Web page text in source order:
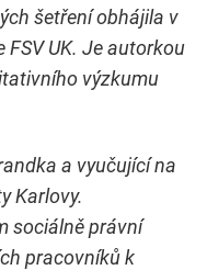
šetření obhájila v
UK. Je autorkou
výzkumu
a vyučující na
Karlovy.
sociálně právní
pracovníků k